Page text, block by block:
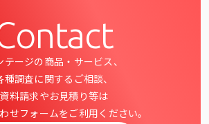
開発に関する課題
る課題
フォローに関する課題
テージの商品・サービス、
種調査に関するご相談、
資料請求やお見積り等は
せフォームをご利用ください。